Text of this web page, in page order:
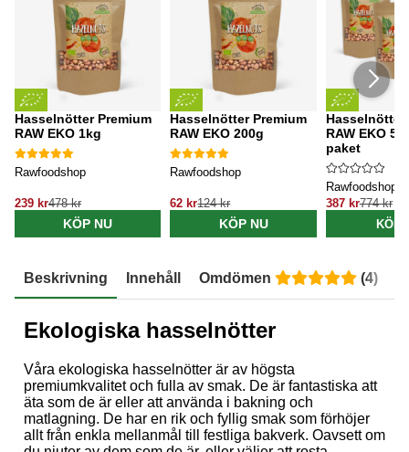
Hasselnötter Premium
RAW EKO 1kg
Rawfoodshop
239 kr478 kr
KÖP NU
Hasselnötter Premium
RAW EKO 200g
Rawfoodshop
62 kr124 kr
KÖP NU
Hasselnötter
RAW EKO
paket
Rawfoodshop
387 kr774 kr
KÖP
Beskrivning Innehåll Omdömen (4)
Ekologiska hasselnötter
Våra ekologiska hasselnötter är av högsta
premiumkvalitet och fulla av smak. De är fantastiska att
äta som de är eller att använda i bakning och
matlagning. De har en rik och fyllig smak som förhöjer
allt från enkla mellanmål till festliga bakverk. Oavsett om